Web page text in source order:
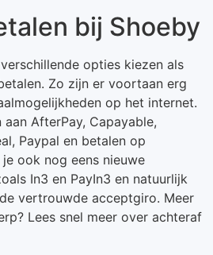
bij Shoeby
opties kiezen als
Zo zijn er voortaan erg
op het internet.
AfterPay, Capayable,
Paypal en betalen op
ook nog eens nieuwe
In3 en PayIn3 en natuurlijk
vertrouwde acceptgiro. Meer
Lees snel meer over achteraf